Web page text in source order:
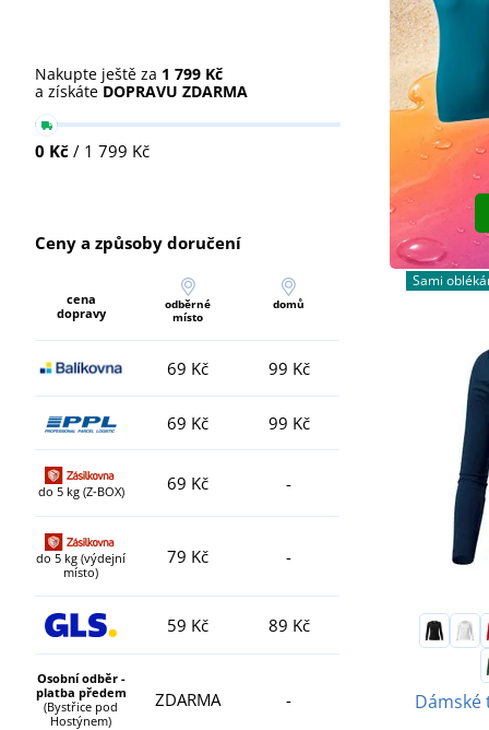
Nakupte ještě za 1 799 Kč
a získáte DOPRAVU ZDARMA
0 Kč / 1 799 Kč
Ceny a způsoby doručení
cena
dopravy
odběrné
místo
domů
69 Kč 99 Kč
69 Kč 99 Kč
do 5 kg (Z-BOX) 69 Kč -
do 5 kg (výdejní
místo)
79 Kč -
59 Kč 89 Kč
Osobní odběr -
platba předem
(Bystřice pod
Hostýnem)
ZDARMA -
Sami